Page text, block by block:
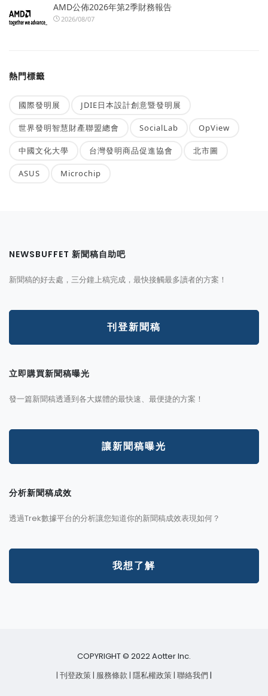
AMD公佈2026年第2季財務報告
2026/08/07
熱門標籤
國際發明展 JDIE日本設計創意暨發明展
世界發明智慧財產聯盟總會 SocialLab OpView
中國文化大學 台灣發明商品促進協會 北市圖
ASUS Microchip
NEWSBUFFET 新聞稿自助吧
新聞稿的好去處，三分鐘上稿完成，最快接觸最多讀者的方案！
刊登新聞稿
立即購買新聞稿曝光
發一篇新聞稿透通到各大媒體的最快速、最便捷的方案！
讓新聞稿曝光
分析新聞稿成效
透過Trek數據平台的分析讓您知道你的新聞稿成效表現如何？
我想了解
COPYRIGHT © 2022 Aotter Inc.
| 刊登政策| 服務條款| 隱私權政策| 聯絡我們 |